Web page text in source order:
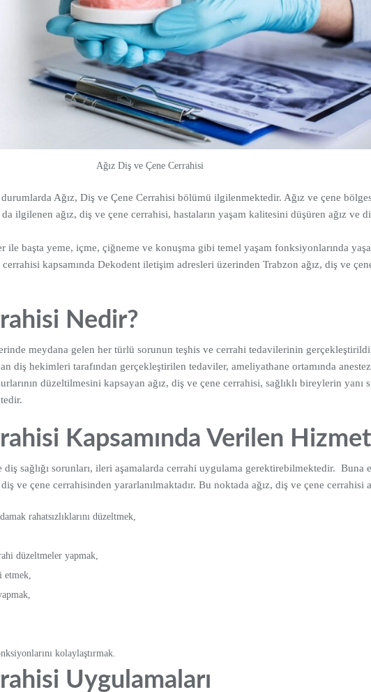
Ağız Diş ve Çene Cerrahisi
Ağız, Diş ve Çene Cerrahisi bölümü ilgilenmektedir. Ağız ve çene
ilgilenen ağız, diş ve çene cerrahisi, hastaların yaşam kalitesini düşüren ağız ve
başta yeme, içme, çiğneme ve konuşma gibi temel yaşam fonksiyonlarında
kapsamında Dekodent iletişim adresleri üzerinden Trabzon ağız, diş ve
Nedir?
meydana gelen her türlü sorunun teşhis ve cerrahi tedavilerinin
diş hekimleri tarafından gerçekleştirilen tedaviler, ameliyathane ortamında
düzeltilmesini kapsayan ağız, diş ve çene cerrahisi, sağlıklı bireylerin yanı
Kapsamında Verilen
diş sağlığı sorunları, ileri aşamalarda cerrahi uygulama gerektirebilmektedir. Buna
ve çene cerrahisinden yararlanılmaktadır. Bu noktada ağız, diş ve çene cerrahisi
rahatsızlıklarını düzeltmek,
düzeltmeler yapmak,
etmek,
kolaylaştırmak.
Uygulamaları